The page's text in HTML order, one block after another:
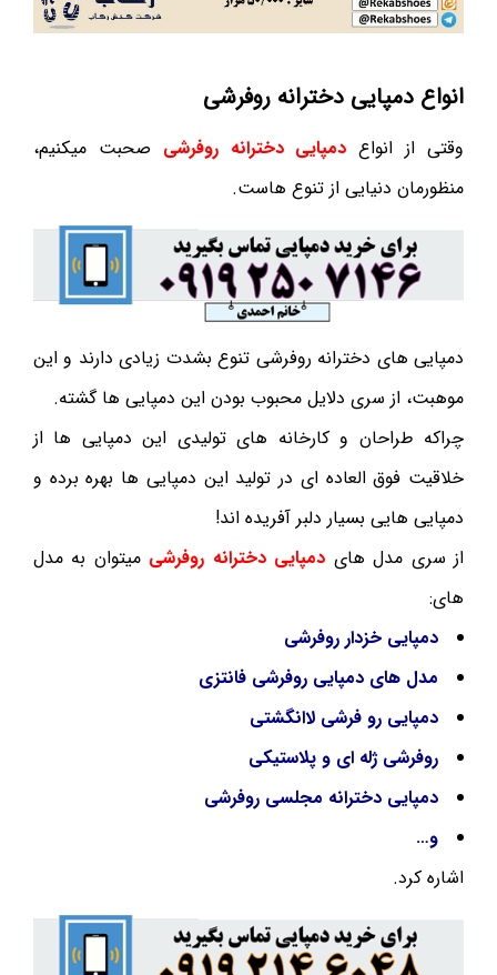
انواع دمپایی دخترانه روفرشی
وقتی از انواع دمپایی دخترانه روفرشی صحبت میکنیم،
منظورمان دنیایی از تنوع هاست.
دمپایی های دخترانه روفرشی تنوع بشدت زیادی دارند و این
موهبت، از سری دلایل محبوب بودن این دمپایی ها گشته.
چراکه طراحان و کارخانه های تولیدی این دمپایی ها از
خلاقیت فوق العاده ای در تولید این دمپایی ها بهره برده و
دمپایی هایی بسیار دلبر آفریده اند!
از سری مدل های دمپایی دخترانه روفرشی میتوان به مدل
های:
دمپایی خزدار روفرشی
مدل های دمپایی روفرشی فانتزی
دمپایی رو فرشی لاانگشتی
روفرشی ژله ای و پلاستیکی
دمپایی دخترانه مجلسی روفرشی
و…
اشاره کرد.